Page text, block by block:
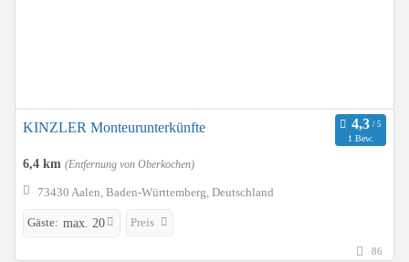
KINZLER Monteurunterkünfte
1 Bew.
6,4 km (Entfernung von Oberkochen)
73430 Aalen, Baden-Württemberg, Deutschland
Gäste: max. 20 Preis
86